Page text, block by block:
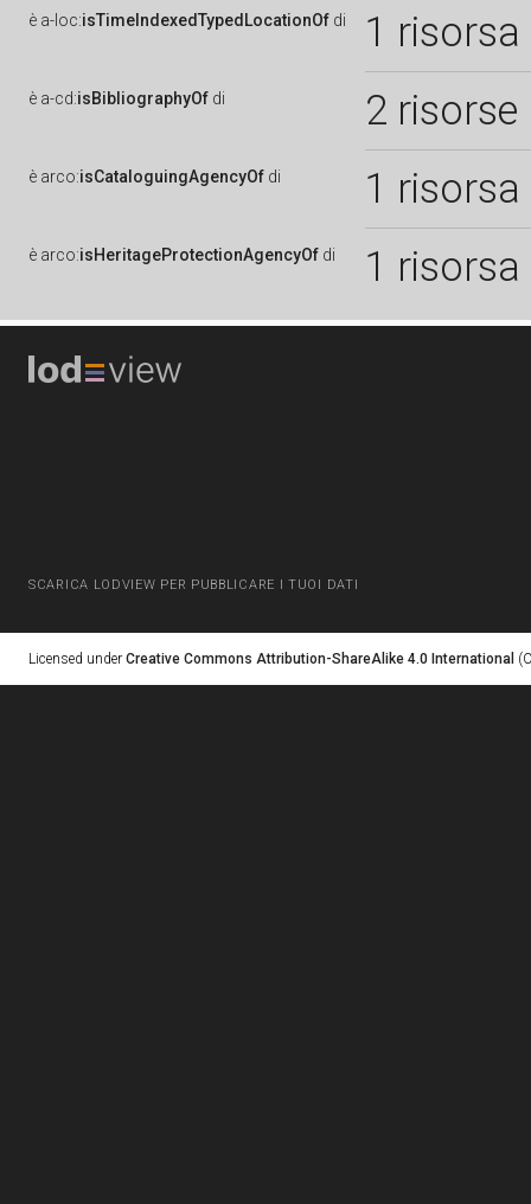
è a-loc:isTimeIndexedTypedLocationOf di 1 risorsa
è a-cd:isBibliographyOf di 2 risorse
è arco:isCataloguingAgencyOf di 1 risorsa
è arco:isHeritageProtectionAgencyOf di 1 risorsa
SCARICA LODVIEW PER PUBBLICARE I TUOI DATI
Licensed under Creative Commons Attribution-ShareAlike 4.0 International